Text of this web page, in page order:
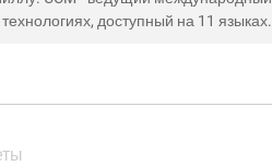
технологиях, доступный на 11 языках.